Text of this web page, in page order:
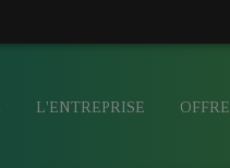
L'ENTREPRISE